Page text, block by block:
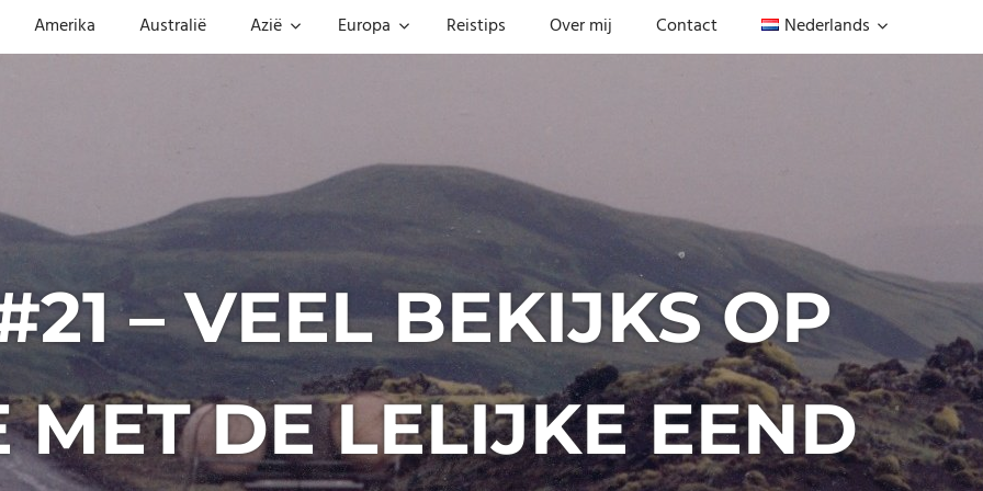
Amerika Australië Azië Europa Reistips Over mij Contact Nederlands
– VEEL BEKIJKS OP
MET DE LELIJKE EEND